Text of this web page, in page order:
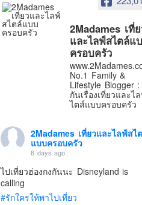
2Madames เที่
และไลฟ์สไตล์แ
ครอบครัว
No.1 Family &
Lifestyle Blogger
กันเรื่องเที่ยวและไ
ไตส์แบบครอบครัว
2Madames เที่ยวและไลฟ์สไ
แบบครอบครัว
6 days ago
ไปเที่ยวฮ่องกงกันนะ Disneyland is
calling
#รักใครให้พาไปเที่ยว